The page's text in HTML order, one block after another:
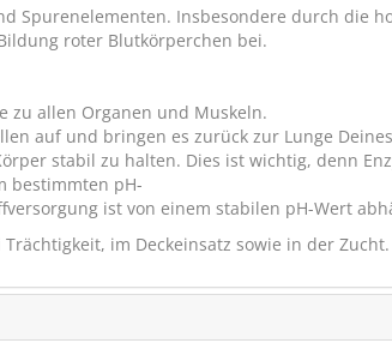
Spurenelementen. Insbesondere durch die
roter Blutkörperchen bei.
zu allen Organen und Muskeln.
auf und bringen es zurück zur Lunge
stabil zu halten. Dies ist wichtig, denn
bestimmten pH-
ist von einem stabilen pH-Wert
im Deckeinsatz sowie in der Zucht.